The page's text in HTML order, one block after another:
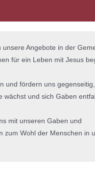
unsere Angebote in der
für ein Leben mit Jesus
und fördern uns
wächst und sich Gaben
mit unseren Gaben und
zum Wohl der Menschen in